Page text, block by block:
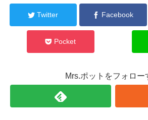
Twitter Facebook
Pocket
Mrs.ポットをフォロー